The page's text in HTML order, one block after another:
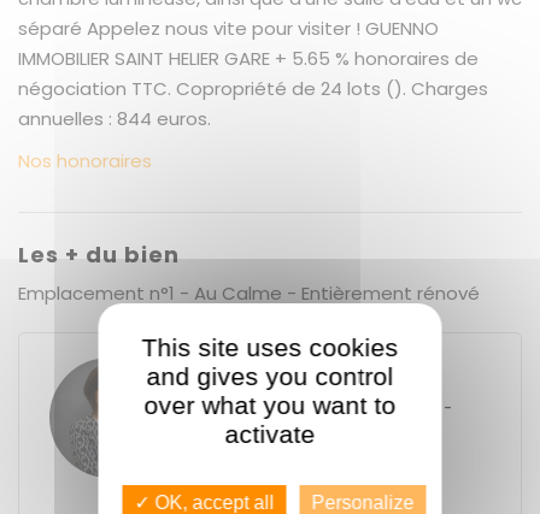
séparé Appelez nous vite pour visiter ! GUENNO
IMMOBILIER SAINT HELIER GARE + 5.65 % honoraires de
négociation TTC. Copropriété de 24 lots (). Charges
annuelles : 844 euros.
Nos honoraires
Les + du bien
Emplacement n°1 - Au Calme - Entièrement rénové
Eva GUENNO
GUENNO - GUENNO SAINT-HÉLIER -
44 rue Saint-Hélier
+33 2 23 40 46 46
This site uses cookies
and gives you control
over what you want to
activate
✓ OK, accept all Personalize